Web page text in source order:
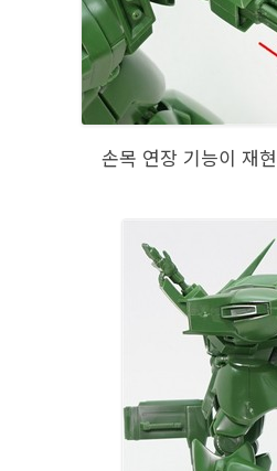
손목 연장 기능이 재